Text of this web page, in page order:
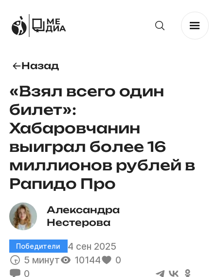
Назад
«Взял всего один
билет»:
Хабаровчанин
выиграл более 16
миллионов рублей в
Рапидо Про
Александра
Нестерова
Победители
4 сен 2025
5 минут
10144
0
0